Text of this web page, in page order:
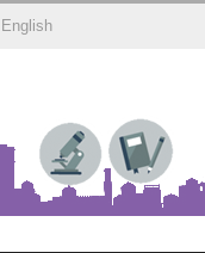
English